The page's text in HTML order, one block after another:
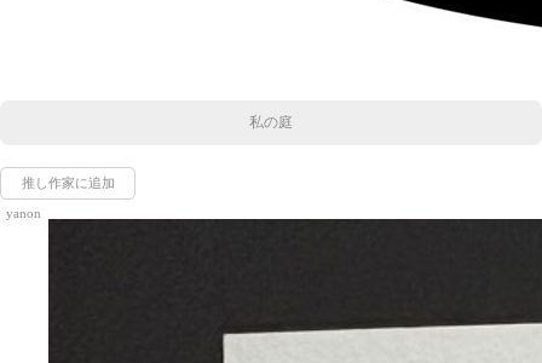
私の庭
推し作家に追加
yanon